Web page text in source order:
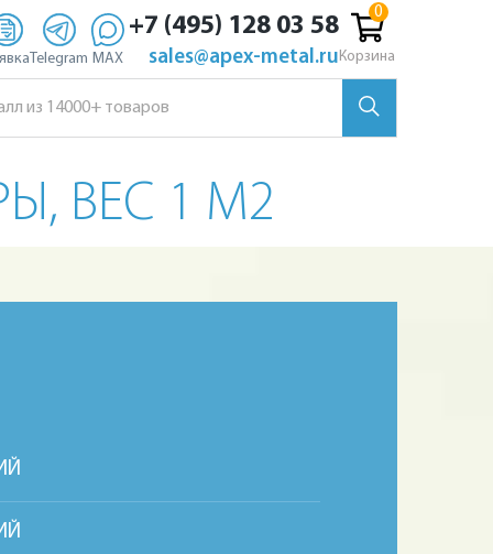
Telegram MAX
+7 (495) 128 03 58
sales@apex-metal.ru Корзина
ВЕС 1 М2